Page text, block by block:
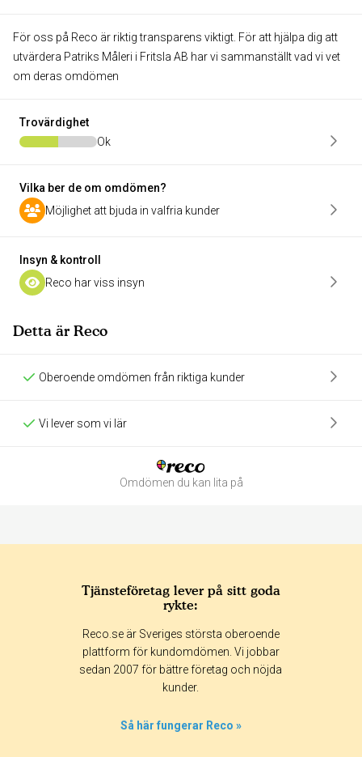
För oss på Reco är riktig transparens viktigt. För att hjälpa dig att
utvärdera Patriks Måleri i Fritsla AB har vi sammanställt vad vi vet
om deras omdömen
Trovärdighet
Ok
Vilka ber de om omdömen?
Möjlighet att bjuda in valfria kunder
Insyn & kontroll
Reco har viss insyn
Detta är Reco
Oberoende omdömen från riktiga kunder
Vi lever som vi lär
Omdömen du kan lita på
365 dagar 90 dagar
30 dagar
Tjänsteföretag lever på sitt goda
rykte:
Reco.se är Sveriges största oberoende
plattform för kundomdömen. Vi jobbar
sedan 2007 för bättre företag och nöjda
kunder.
Så här fungerar Reco »